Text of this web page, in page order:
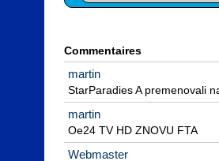
Commentaires
martin
StarParadies A premenovali
martin
Oe24 TV HD ZNOVU FTA
Webmaster